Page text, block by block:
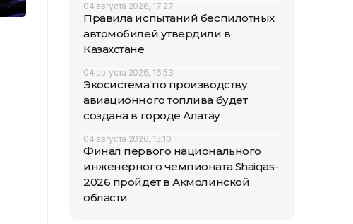
04 августа 2026, 17:27
Правила испытаний беспилотных
автомобилей утвердили в
Казахстане
04 августа 2026, 16:53
Экосистема по производству
авиационного топлива будет
создана в городе Алатау
04 августа 2026, 15:10
Финал первого национального
инженерного чемпионата Shaiqas-
2026 пройдет в Акмолинской
области